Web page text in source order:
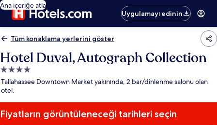
Ana içeriğe atla
Uygulamayı edinin
Tüm konaklama yerlerini göster
Hotel Duval, Autograph Collection
4.0
yıldızlı
konaklama
yeri
Tallahassee Downtown Market yakınında, 2 bar/dinlenme salonu olan
otel.
Fiyatların görüntüleneceği tarihleri seçin